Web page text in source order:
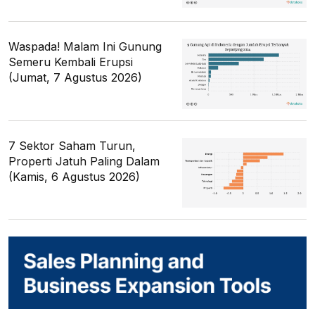
Waspada! Malam Ini Gunung
Semeru Kembali Erupsi
(Jumat, 7 Agustus 2026)
7 Sektor Saham Turun,
Properti Jatuh Paling Dalam
(Kamis, 6 Agustus 2026)